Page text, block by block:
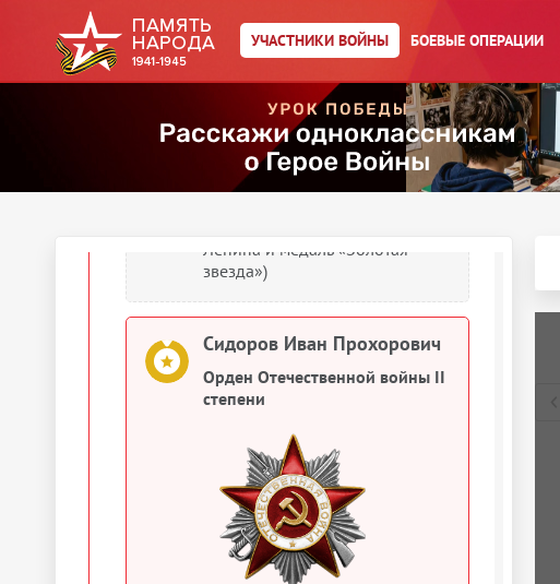
УЧАСТНИКИ ВОЙНЫ БОЕВЫЕ ОПЕРАЦИИ
Сидоров Иван Прохорович
Медаль «За взятие
Кенигсберга»
Ленина и медаль «Золотая
звезда»)
Сидоров Иван Прохорович
Орден Отечественной войны II
степени